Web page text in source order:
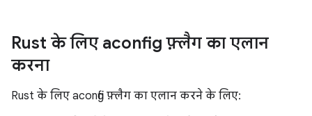
Rust के लिए aconfig फ़्लैग का एलान
करना
Rust के लिए aconfig फ़्लैग का एलान करने के लिए: